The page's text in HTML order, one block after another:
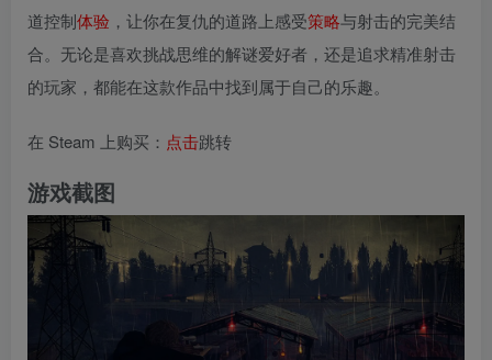
道控制体验 ，让你在复仇的道路上感受策略与射击的完美结
合。无论是喜欢挑战思维的解谜爱好者，还是追求精准射击
的玩家，都能在这款作品中找到属于自己的乐趣。
在 Steam 上购买： 点击跳转
游戏截图